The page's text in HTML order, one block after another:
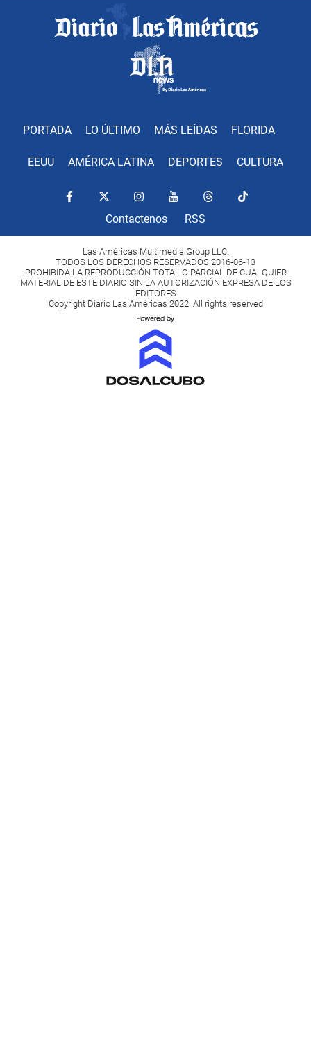
PORTADA LO ÚLTIMO MÁS LEÍDAS FLORIDA
EEUU AMÉRICA LATINA DEPORTES CULTURA
Contactenos RSS
Las Américas Multimedia Group LLC.
TODOS LOS DERECHOS RESERVADOS 2016-06-13
PROHIBIDA LA REPRODUCCIÓN TOTAL O PARCIAL DE CUALQUIER
MATERIAL DE ESTE DIARIO SIN LA AUTORIZACIÓN EXPRESA DE LOS
EDITORES
Copyright Diario Las Américas 2022. All rights reserved